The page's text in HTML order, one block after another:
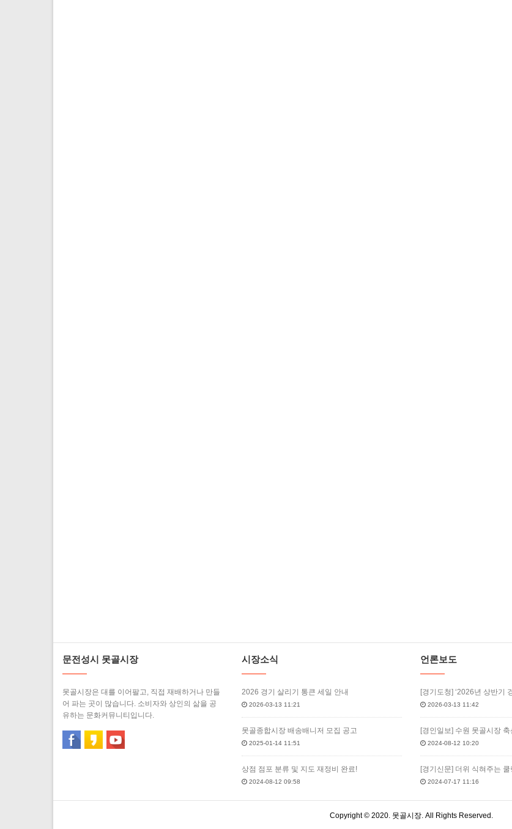
문전성시 못골시장
못골시장은 대를 이어팔고, 직접 재배하거나 만들
어 파는 곳이 많습니다. 소비자와 상인의 삶을 공
유하는 문화커뮤니티입니다.
시장소식
2026 경기 살리기 통큰 세일 안내
2026-03-13 11:21
못골종합시장 배송배니저 모집 공고
2025-01-14 11:51
상점 점포 분류 및 지도 재정비 완료!
2024-08-12 09:58
언론보도
2026-03-13 11:42
2024-08-12 10:20
2024-07-17 11:16
Copyright © 2020. 못골시장. All Rights Reserved.